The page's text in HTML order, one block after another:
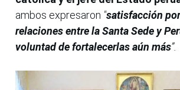
ambos expresaron "satisfacción
relaciones entre la Santa Sede y
voluntad de fortalecerlas aún más”.